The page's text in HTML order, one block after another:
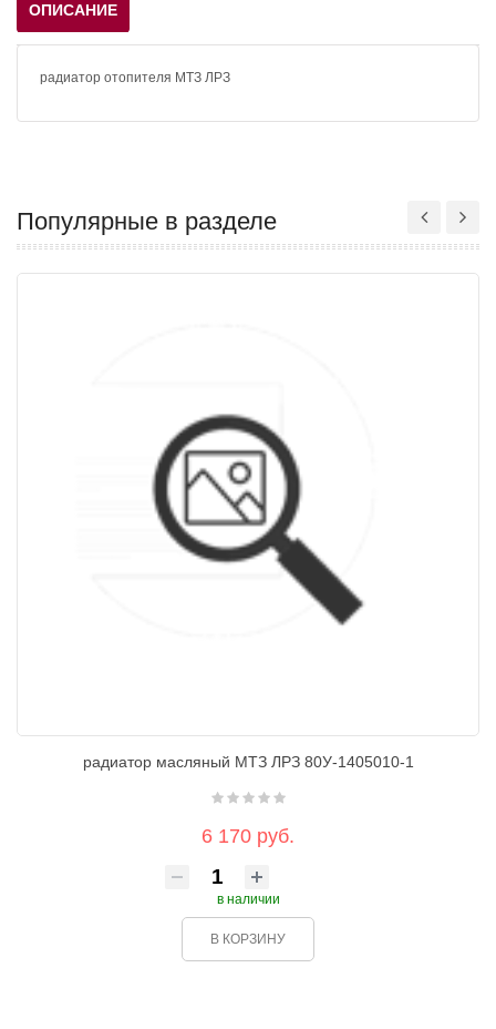
ОПИСАНИЕ
радиатор отопителя МТЗ ЛРЗ
Популярные в разделе
радиатор масляный МТЗ ЛРЗ 80У-1405010-1
6 170 руб.
в наличии
В КОРЗИНУ